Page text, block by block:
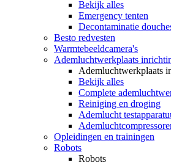
Bekijk alles
Emergency tenten
Decontaminatie
Besto redvesten
Warmtebeeldcamera's
Ademluchtwerkplaats
Ademluchtwerkplaats
Bekijk alles
Complete
Reiniging en droging
Ademlucht
Opleidingen en trainingen
Robots
Robots